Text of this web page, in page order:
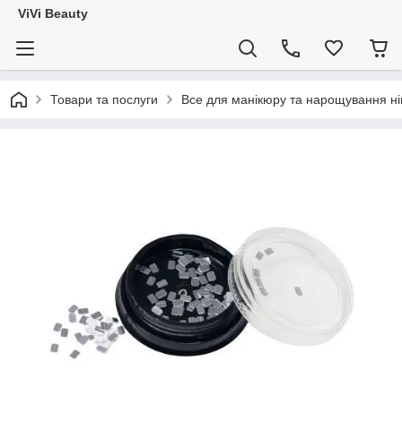
ViVi Beauty
Товари та послуги Все для манікюру та нарощування